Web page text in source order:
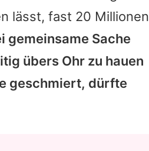
lässt, fast 20 Millionen
gemeinsame Sache
übers Ohr zu hauen
geschmiert, dürfte